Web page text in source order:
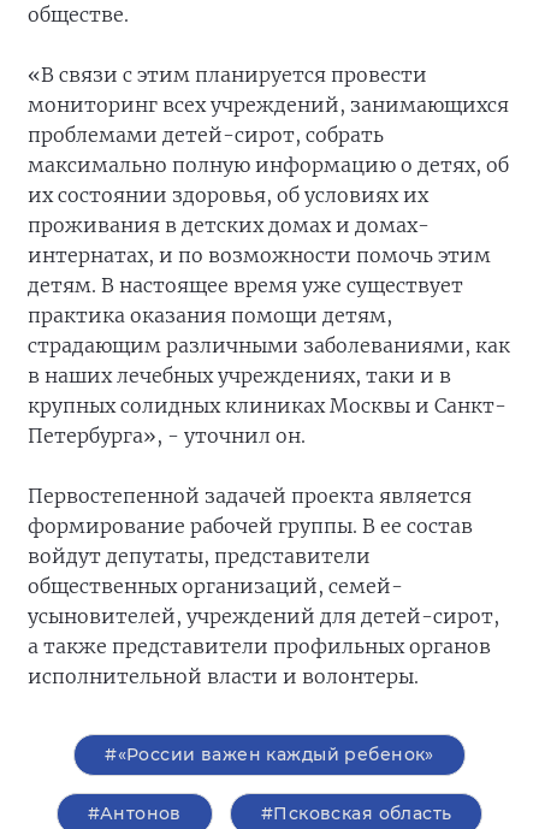
обществе.
«В связи с этим планируется провести
мониторинг всех учреждений, занимающихся
проблемами детей-сирот, собрать
максимально полную информацию о детях, об
их состоянии здоровья, об условиях их
проживания в детских домах и домах-
интернатах, и по возможности помочь этим
детям. В настоящее время уже существует
практика оказания помощи детям,
страдающим различными заболеваниями, как
в наших лечебных учреждениях, таки и в
крупных солидных клиниках Москвы и Санкт-
Петербурга», - уточнил он.
Первостепенной задачей проекта является
формирование рабочей группы. В ее состав
войдут депутаты, представители
общественных организаций, семей-
усыновителей, учреждений для детей-сирот,
а также представители профильных органов
исполнительной власти и волонтеры.
#«России важен каждый ребенок»
#Антонов #Псковская область